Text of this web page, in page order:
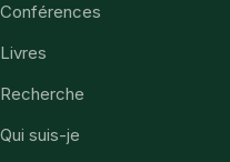
Conférences
Livres
Recherche
Qui suis-je